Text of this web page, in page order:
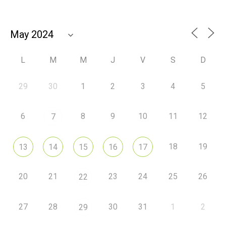
L M M J V S D
29 30 1 2 3 4 5
6 7 8 9 10 11 12
13 14 15 16 17 18 19
20 21 22 23 24 25 26
27 28 29 30 31 1 2